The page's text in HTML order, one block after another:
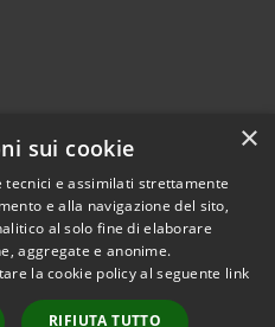
Copyright © 2026 • Comune di
Loano • Powered by
Municipium• Accesso
×
sui cookie
tecnici e assimilati strettamente
e alla navigazione del sito,
al solo fine di elaborare
aggregate e anonime.
la cookie policy al seguente link
RIFIUTA TUTTO